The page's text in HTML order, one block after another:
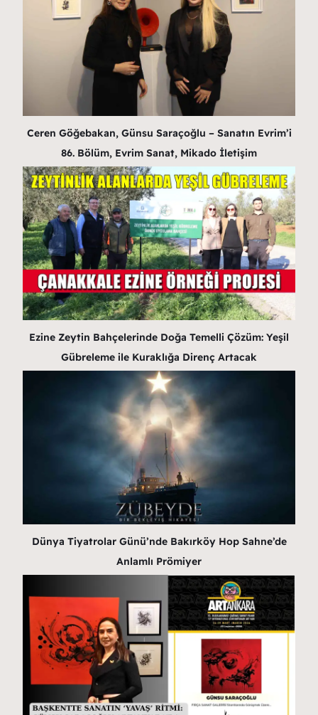
Ceren Göğebakan, Günsu Saraçoğlu – Sanatın Evrim’i
86. Bölüm, Evrim Sanat, Mikado İletişim
Ezine Zeytin Bahçelerinde Doğa Temelli Çözüm: Yeşil
Gübreleme ile Kuraklığa Direnç Artacak
Dünya Tiyatrolar Günü’nde Bakırköy Hop Sahne’de
Anlamlı Prömiyer